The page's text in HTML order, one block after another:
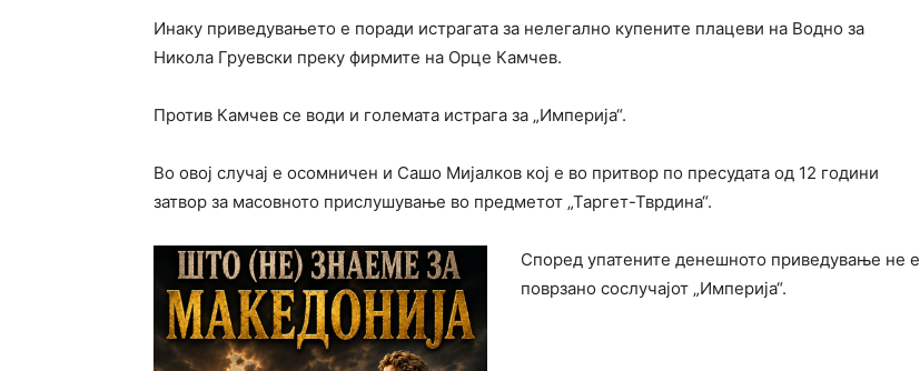
Инаку приведувањето е поради истрагата за нелегално купените плацеви на Водно за
Никола Груевски преку фирмите на Орце Камчев.
Против Камчев се води и големата истрага за „Империја“.
Во овој случај е осомничен и Сашо Мијалков кој е во притвор по пресудата од 12 години
затвор за масовното прислушување во предметот „Таргет-Тврдина“.
Според упатените денешното приведување не е
поврзано сослучајот „Империја“.